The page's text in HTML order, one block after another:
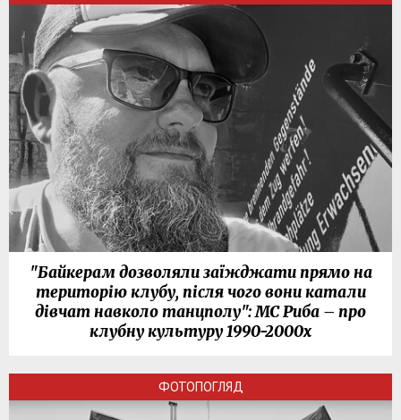
"Байкерам дозволяли заїжджати прямо на
територію клубу, після чого вони катали
дівчат навколо танцполу": МС Риба – про
клубну культуру 1990-2000х
ФОТОПОГЛЯД